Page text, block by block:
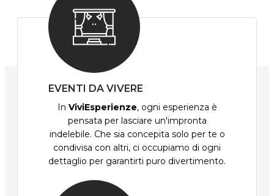
EVENTI DA VIVERE
In ViviEsperienze, ogni esperienza è
pensata per lasciare un'impronta
indelebile. Che sia concepita solo per te o
condivisa con altri, ci occupiamo di ogni
dettaglio per garantirti puro divertimento.